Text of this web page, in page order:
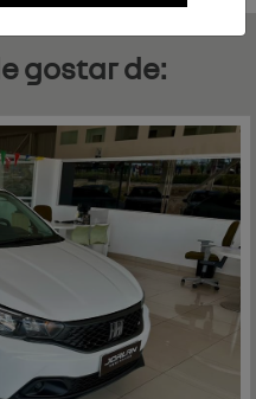
gostar de: